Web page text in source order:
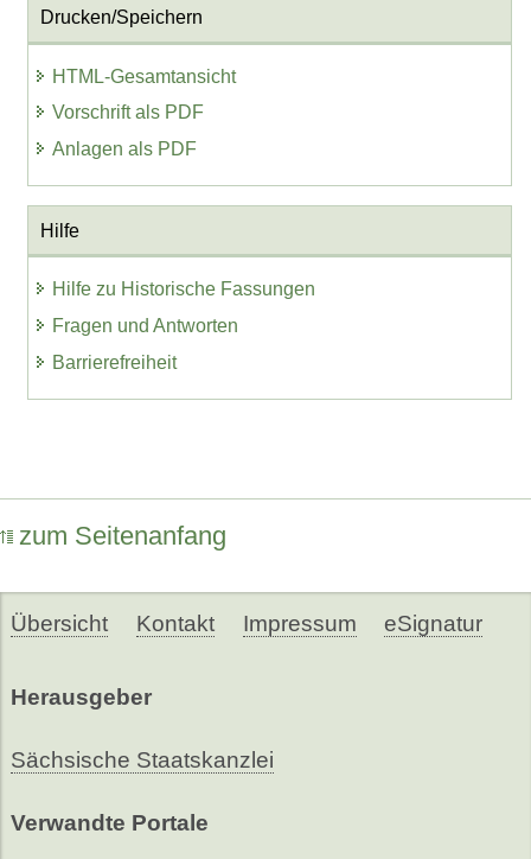
Drucken/Speichern
HTML-Gesamtansicht
Vorschrift als PDF
Anlagen als PDF
Hilfe
Hilfe zu Historische Fassungen
Fragen und Antworten
Barrierefreiheit
zum Seitenanfang
Übersicht Kontakt Impressum eSignatur
Herausgeber
Sächsische Staatskanzlei
Verwandte Portale